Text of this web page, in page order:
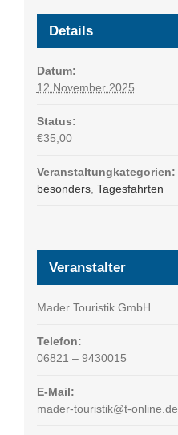
Details
Datum:
12 November 2025
Status:
€35,00
Veranstaltungkategorien:
besonders, Tagesfahrten
Veranstalter
Mader Touristik GmbH
Telefon:
06821 – 9430015
E-Mail:
mader-touristik@t-online.de